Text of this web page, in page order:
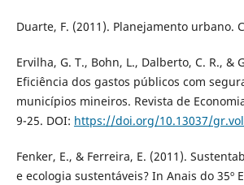
Duarte, F. (2011). Planejamento urbano.
Ervilha, G. T., Bohn, L., Dalberto, C. R., &
Eficiência dos gastos públicos com
municípios mineiros. Revista de
9-25. DOI: https://doi.org/10.13037/
Fenker, E., & Ferreira, E. (2011).
e ecologia sustentáveis? In Anais do 35º